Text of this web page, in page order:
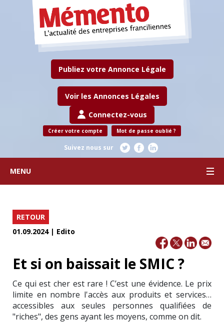
Publiez votre Annonce Légale
Voir les Annonces Légales
Connectez-vous
Créer votre compte Mot de passe oublié ?
Suivez nous sur
MENU
RETOUR
01.09.2024 | Edito
Et si on baissait le SMIC ?
Ce qui est cher est rare ! C’est une évidence. Le prix
limite en nombre l'accès aux produits et services…
accessibles aux seules personnes qualifiées de
"riches", des gens ayant les moyens, comme on dit.